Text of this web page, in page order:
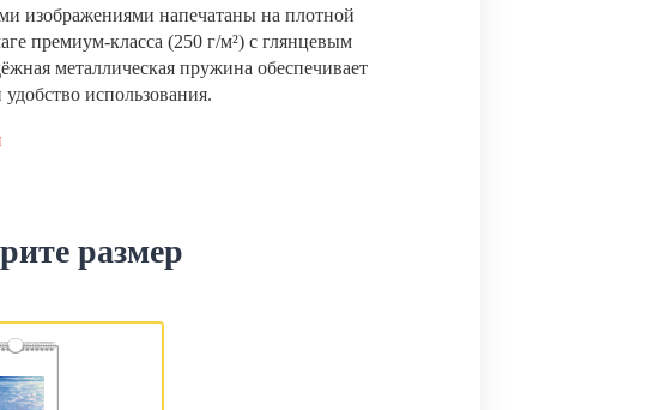
изображениями напечатаны на плотной
премиум-класса (250 г/м²) с глянцевым
металлическая пружина обеспечивает
удобство использования.
размер